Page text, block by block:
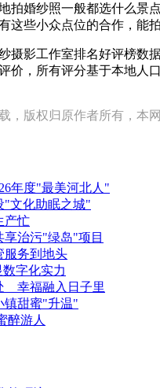
拍婚纱照一般都选什么景
这些小众点位的合作，能
摄影工作室排名好评榜数
价，所有评分基于本地人
，版权归原作者所有，本
年度"最美河北人"
"文化助眠之城"
产忙
享治污"绿岛"项目
服务到地头
字化实力
幸福融入日子里
镇甜蜜"升温"
醉游人